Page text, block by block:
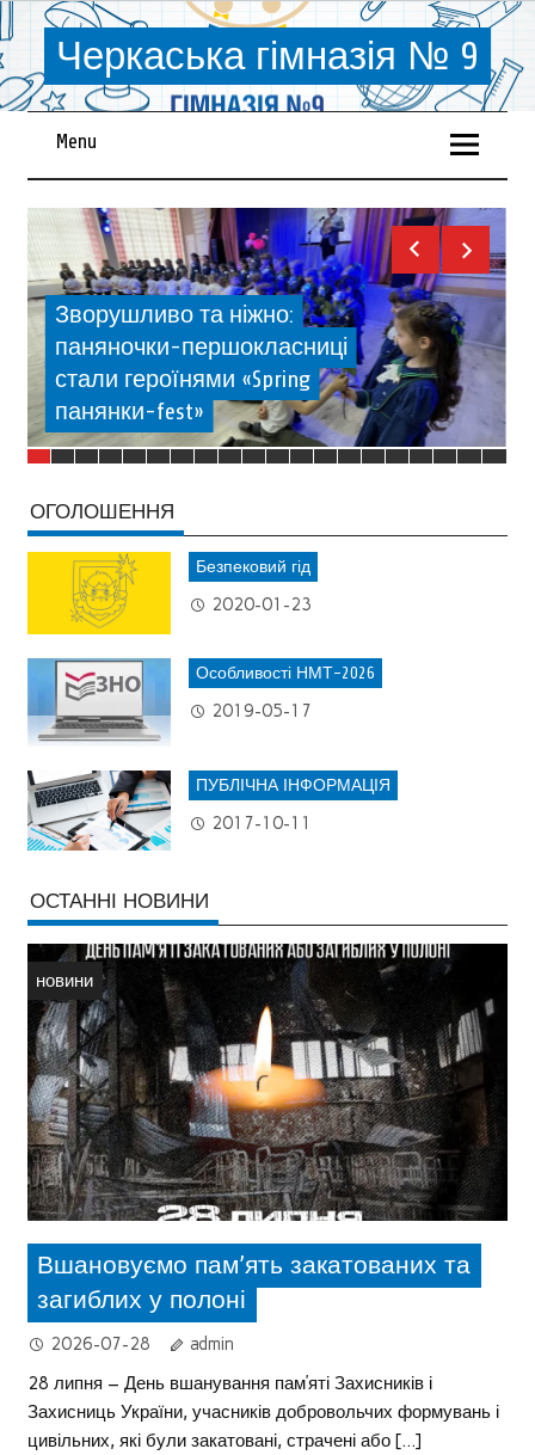
Черкаська гімназія № 9
Menu
Зворушливо та ніжно:
паняночки-першокласниці
стали героїнями «Spring
панянки-fest»
ОГОЛОШЕННЯ
Безпековий гід
2020-01-23
Особливості НМТ-2026
2019-05-17
ПУБЛІЧНА ІНФОРМАЦІЯ
2017-10-11
ОСТАННІ НОВИНИ
новини
Вшановуємо пам’ять закатованих та
загиблих у полоні
2026-07-28
admin
28 липня – День вшанування пам’яті Захисників і
Захисниць України, учасників добровольчих формувань і
цивільних, які були закатовані, страчені або […]